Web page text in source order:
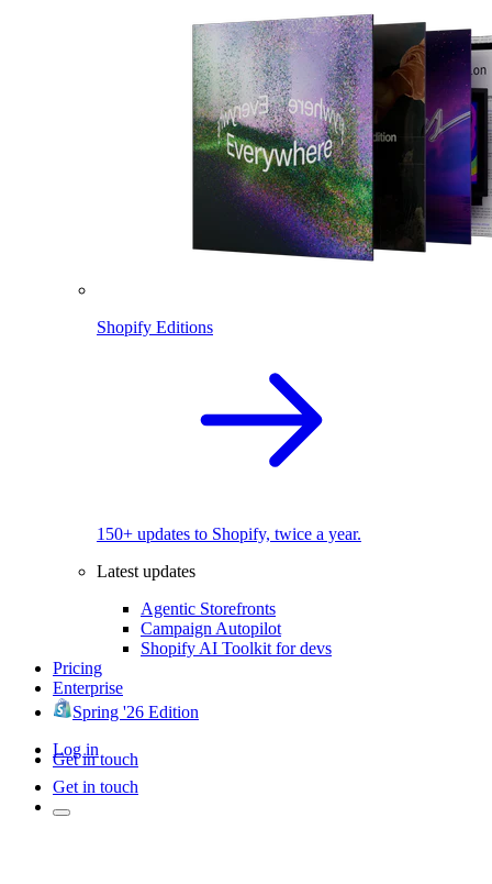
Shopify Editions
150+ updates to Shopify, twice a year.
Latest updates
Agentic Storefronts
Campaign Autopilot
Shopify AI Toolkit for devs
Pricing
Enterprise
Spring '26 Edition
Log in
Get in touch
Get in touch